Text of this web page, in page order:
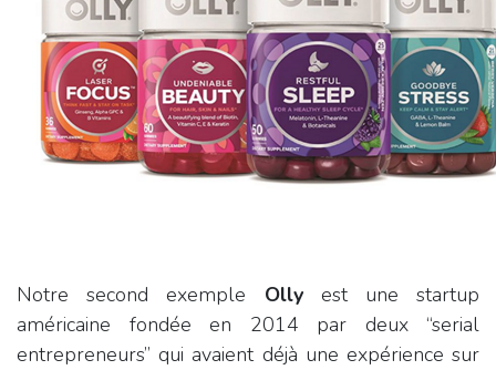
Notre second exemple Ollyest une startup
américaine fondée en 2014 par deux “serial
entrepreneurs” qui avaient déjà une expérience sur